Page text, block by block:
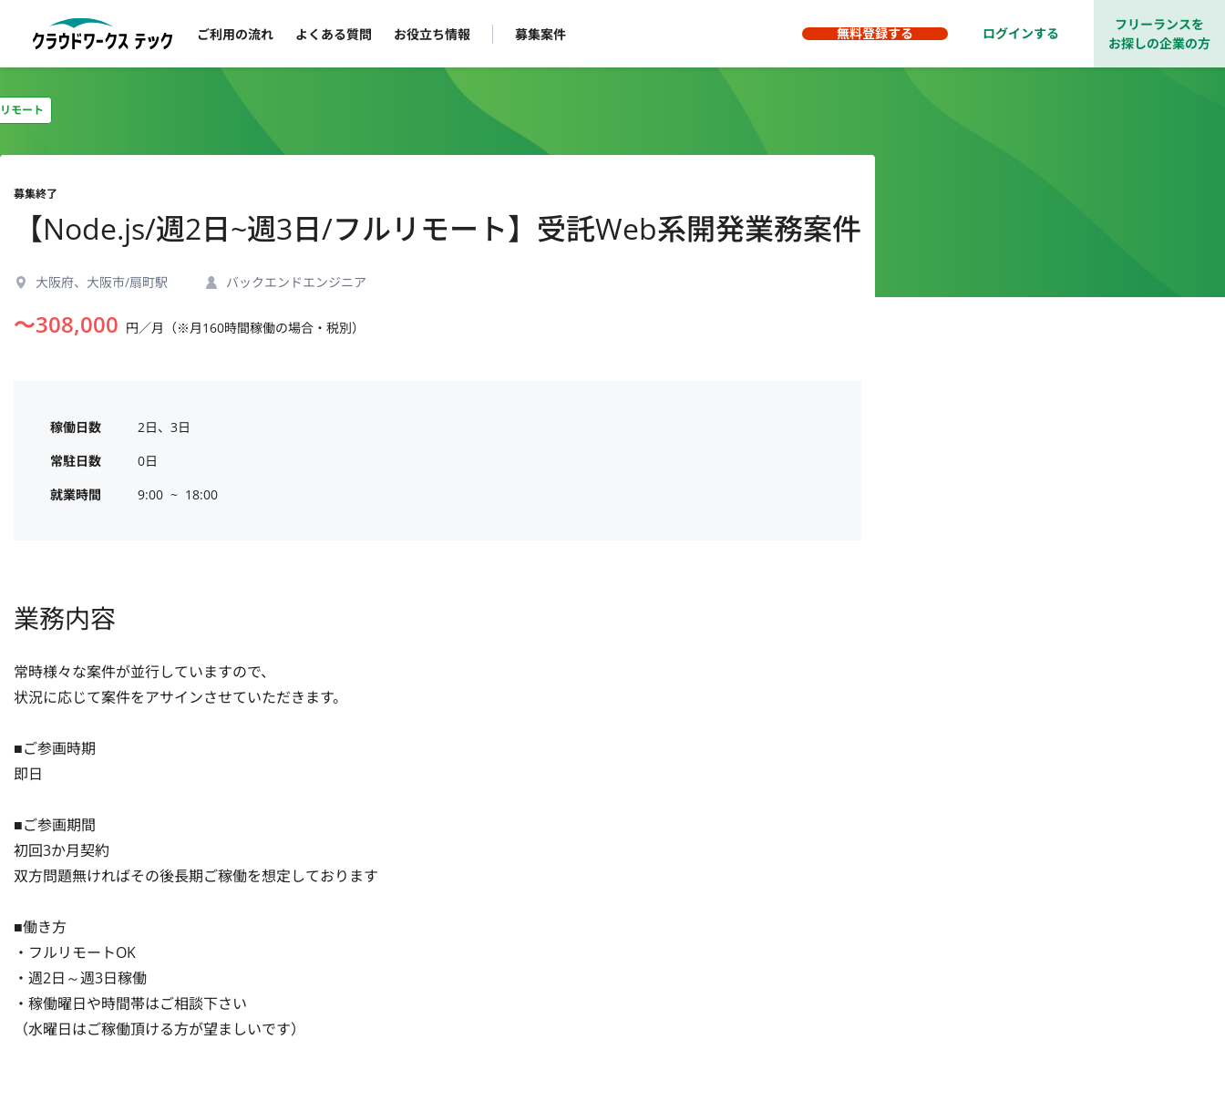
ご利用の流れ よくある質問 お役立ち情報 募集案件 無料登録する ログインする
フリーランスを
お探しの企業の方
モート
募集終了
【Node.js/週2日~週3日/フルリモート】受託Web系開発業務案件
大阪府、大阪市/扇町駅 バックエンドエンジニア
〜308,000 円／月（※月160時間稼働の場合・税別）
稼働日数
2日、3日
常駐日数
0日
就業時間
9:00  ~  18:00
業務内容
常時様々な案件が並行していますので、
状況に応じて案件をアサインさせていただきます。
■ご参画時期
即日
■ご参画期間
初回3か月契約
双方問題無ければその後長期ご稼働を想定しております
■働き方
・フルリモートOK
・週2日～週3日稼働
・稼働曜日や時間帯はご相談下さい
（水曜日はご稼働頂ける方が望ましいです）